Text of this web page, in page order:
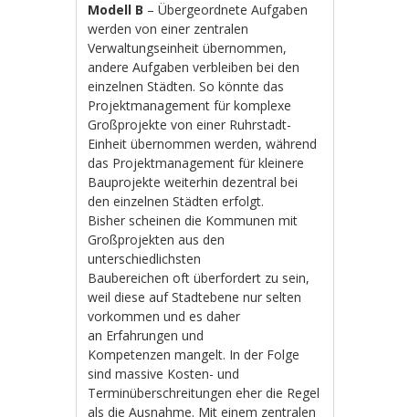
Modell B – Übergeordnete Aufgaben
werden von einer zentralen
Verwaltungseinheit übernommen,
andere Aufgaben verbleiben bei den
einzelnen Städten. So könnte das
Projektmanagement für komplexe
Großprojekte von einer Ruhrstadt-
Einheit übernommen werden, während
das Projektmanagement für kleinere
Bauprojekte weiterhin dezentral bei
den einzelnen Städten erfolgt.
Bisher scheinen die Kommunen mit
Großprojekten aus den
unterschiedlichsten
Baubereichen oft überfordert zu sein,
weil diese auf Stadtebene nur selten
vorkommen und es daher
an Erfahrungen und
Kompetenzen mangelt. In der Folge
sind massive Kosten- und
Terminüberschreitungen eher die Regel
als die Ausnahme. Mit einem zentralen